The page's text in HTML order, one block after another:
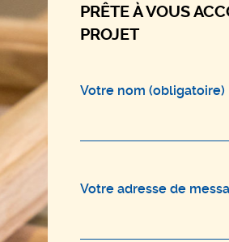
PRÊTE À VOUS
PROJET
Votre nom (obligatoire)
Votre adresse de